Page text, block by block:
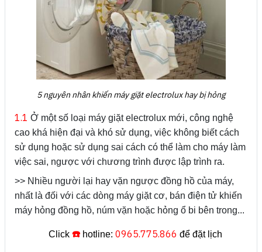
5 nguyên nhân khiến máy giặt electrolux hay bị hỏng
1.1 Ở một số loại máy giặt electrolux mới, công nghệ
cao khá hiện đại và khó sử dụng, việc không biết cách
sử dụng hoặc sử dụng sai cách có thể làm cho máy làm
việc sai, ngược với chương trình được lập trình ra.
>> Nhiều người lại hay vặn ngược đồng hồ của máy,
nhất là đối với các dòng máy giặt cơ, bán điện tử khiến
máy hỏng đồng hồ, núm vặn hoặc hỏng ổ bi bên trong...
Click ☎️ hotline: 0965.775.866 để đặt lịch